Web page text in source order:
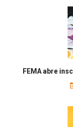
FEMA abre